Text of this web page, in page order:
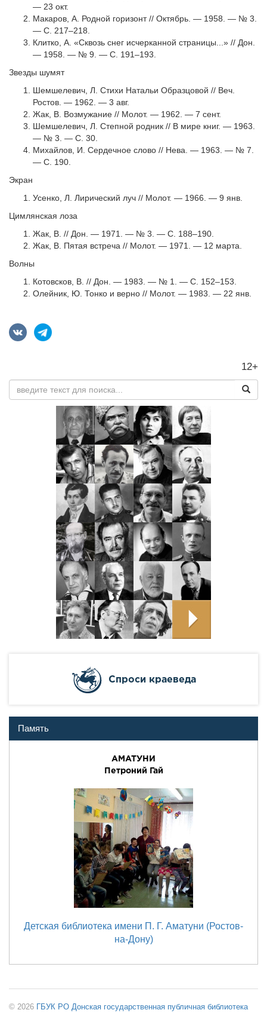
— 23 окт.
Макаров, А. Родной горизонт // Октябрь. — 1958. — № 3.
— С. 217–218.
Клитко, А. «Сквозь снег исчерканной страницы...» // Дон.
— 1958. — № 9. — С. 191–193.
Звезды шумят
Шемшелевич, Л. Стихи Натальи Образцовой // Веч.
Ростов. — 1962. — 3 авг.
Жак, В. Возмужание // Молот. — 1962. — 7 сент.
Шемшелевич, Л. Степной родник // В мире книг. — 1963.
— № 3. — С. 30.
Михайлов, И. Сердечное слово // Нева. — 1963. — № 7.
— С. 190.
Экран
Усенко, Л. Лирический луч // Молот. — 1966. — 9 янв.
Цимлянская лоза
Жак, В. // Дон. — 1971. — № 3. — С. 188–190.
Жак, В. Пятая встреча // Молот. — 1971. — 12 марта.
Волны
Котовсков, В. // Дон. — 1983. — № 1. — С. 152–153.
Олейник, Ю. Тонко и верно // Молот. — 1983. — 22 янв.
12+
Cпроси краеведа
Память
АМАТУНИ
Петроний Гай
Детская библиотека имени П. Г. Аматуни (Ростов-
на-Дону)
© 2026 ГБУК РО Донская государственная публичная библиотека